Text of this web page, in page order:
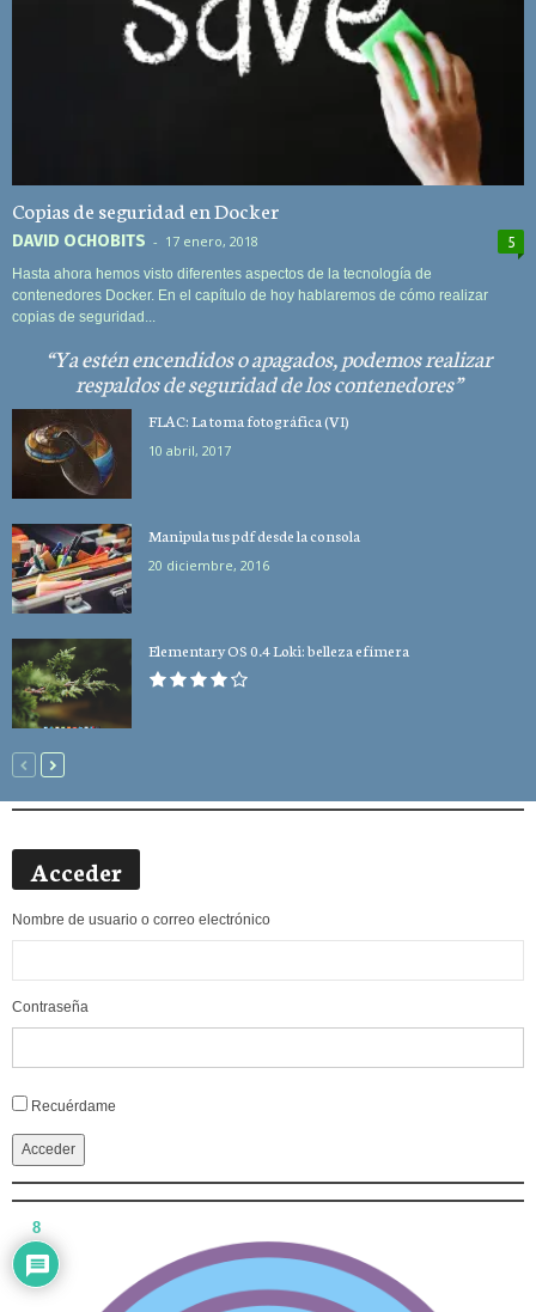
Copias de seguridad en Docker
DAVID OCHOBITS - 17 enero, 2018 5
Hasta ahora hemos visto diferentes aspectos de la tecnología de
contenedores Docker. En el capítulo de hoy hablaremos de cómo realizar
copias de seguridad...
Ya estén encendidos o apagados, podemos realizar
respaldos de seguridad de los contenedores
FLAC: La toma fotográfica (VI)
10 abril, 2017
Manipula tus pdf desde la consola
20 diciembre, 2016
Elementary OS 0.4 Loki: belleza efímera
Acceder
Nombre de usuario o correo electrónico
Contraseña
Alternative:
Recuérdame
Acceder
8